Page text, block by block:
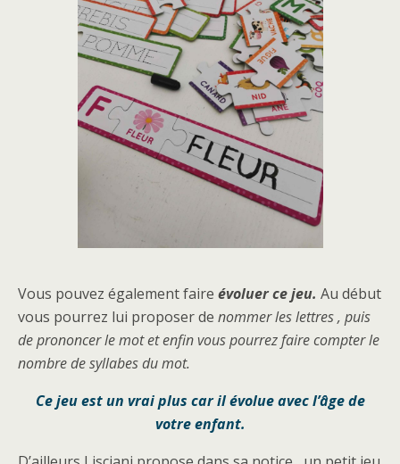
Vous pouvez également faire évoluer ce jeu. Au début
vous pourrez lui proposer de nommer les lettres , puis
de prononcer le mot et enfin vous pourrez faire compter le
nombre de syllabes du mot.
Ce jeu est un vrai plus car il évolue avec l’âge de
votre enfant.